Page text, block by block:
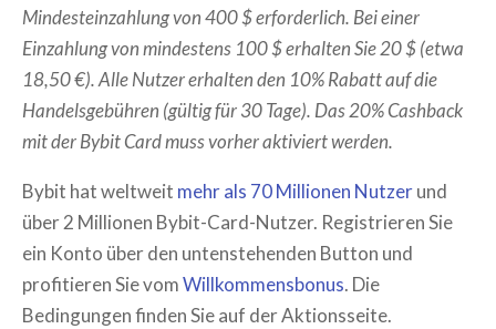
Mindesteinzahlung von 400 $ erforderlich. Bei einer
Einzahlung von mindestens 100 $ erhalten Sie 20 $ (etwa
18,50 €). Alle Nutzer erhalten den 10% Rabatt auf die
Handelsgebühren (gültig für 30 Tage). Das 20% Cashback
mit der Bybit Card muss vorher aktiviert werden.
Bybit hat weltweit mehr als 70 Millionen Nutzerund
über 2 Millionen Bybit-Card-Nutzer. Registrieren Sie
ein Konto über den untenstehenden Button und
profitieren Sie vomWillkommensbonus. Die
Bedingungen finden Sie auf der Aktionsseite.